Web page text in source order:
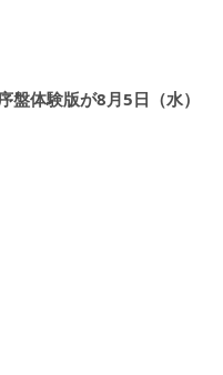
盤体験版が8月5日（水）